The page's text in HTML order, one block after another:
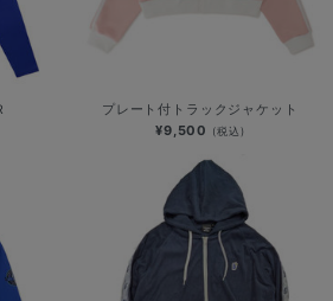
プレート付トラックジャケット
¥9,500 (税込)